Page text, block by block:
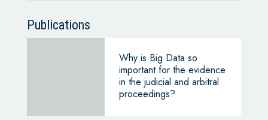
Publications
Why is Big Data so
important for the evidence
in the judicial and arbitral
proceedings?